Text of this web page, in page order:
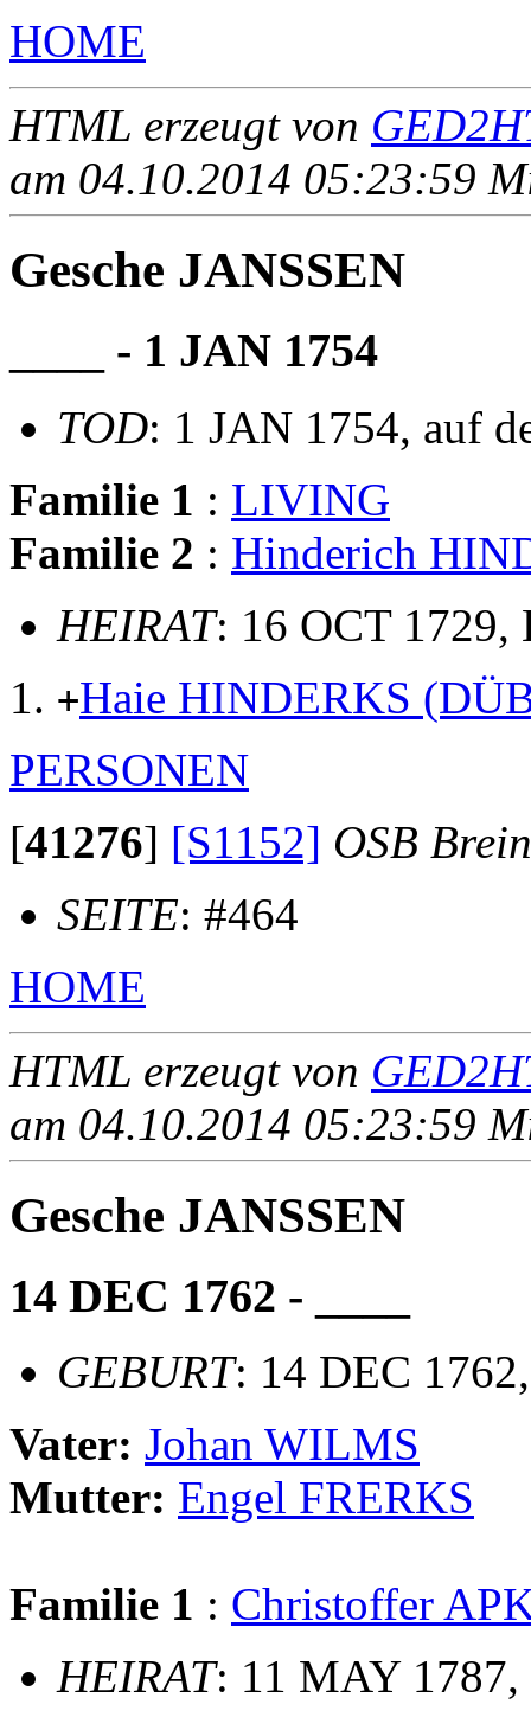
HOME
HTML erzeugt von
am 04.10.2014 05:23:59
Gesche JANSSEN
____ - 1 JAN 1754
TOD: 1 JAN 1754, auf
Familie 1 : LIVING
Familie 2 : Hinderich
HEIRAT: 16 OCT
+Haie HINDERKS
PERSONEN
[41276] [S1152] OSB
SEITE: #464
HOME
HTML erzeugt von
am 04.10.2014 05:23:59
Gesche JANSSEN
14 DEC 1762 - ____
GEBURT: 14 DEC
Vater: Johan WILMS
Mutter: Engel FRERKS
Familie 1 : Christoffer
HEIRAT: 11 MAY